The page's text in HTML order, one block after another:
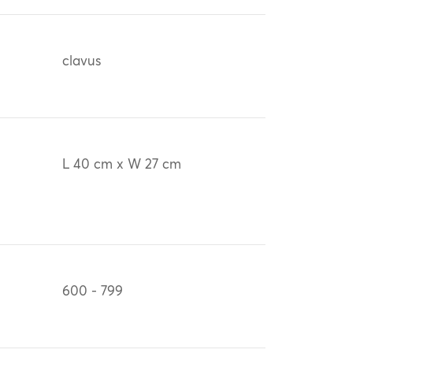
clavus
L 40 cm x W 27 cm
600 - 799